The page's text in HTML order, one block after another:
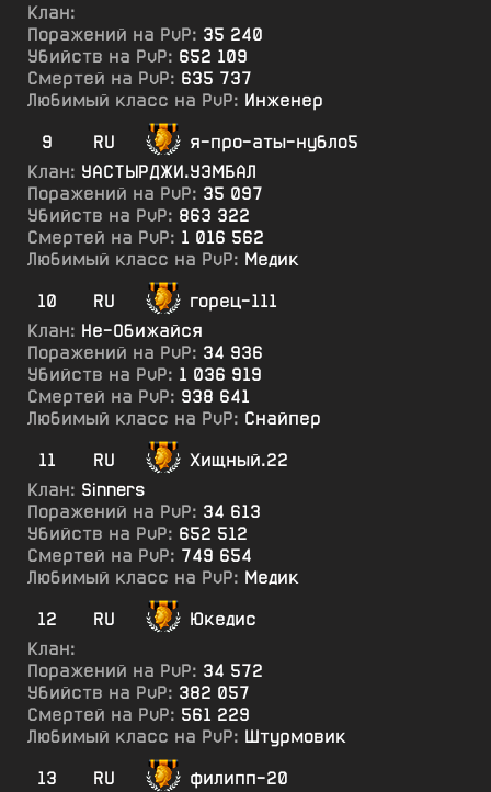
Клан:
Поражений на PvP: 35 240
Убийств на PvP: 652 109
Смертей на PvP: 635 737
Любимый класс на PvP: Инженер
9
RU
я-про-аты-нубло5
Клан: УАСТЫРДЖИ.УЭМБАЛ
Поражений на PvP: 35 097
Убийств на PvP: 863 322
Смертей на PvP: 1 016 562
Любимый класс на PvP: Медик
10
RU
горец-111
Клан: Не-Обижайся
Поражений на PvP: 34 936
Убийств на PvP: 1 036 919
Смертей на PvP: 938 641
Любимый класс на PvP: Снайпер
11
RU
Хищный.22
Клан: Sinners
Поражений на PvP: 34 613
Убийств на PvP: 652 512
Смертей на PvP: 749 654
Любимый класс на PvP: Медик
12
RU
Юкедис
Клан:
Поражений на PvP: 34 572
Убийств на PvP: 382 057
Смертей на PvP: 561 229
Любимый класс на PvP: Штурмовик
13
RU
филипп-20